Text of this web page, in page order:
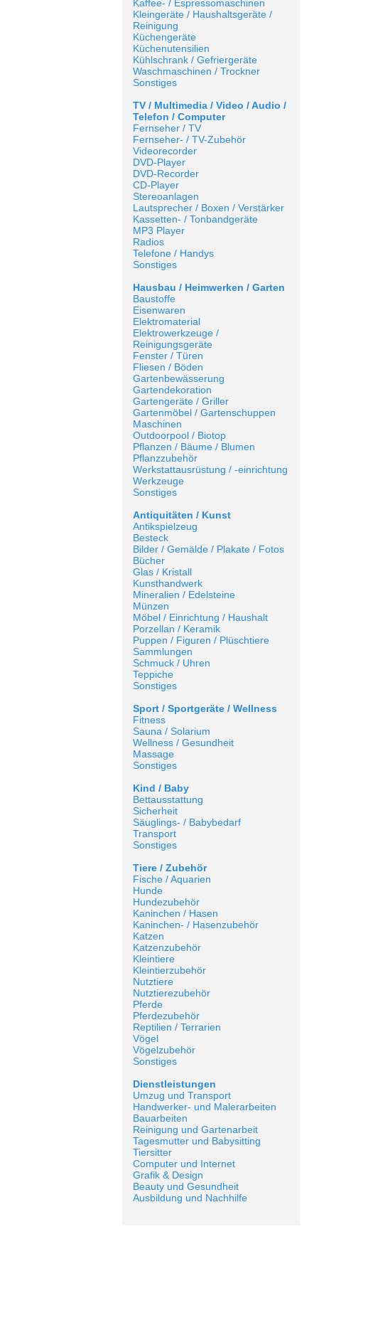
Kaffee- / Espressomaschinen
Kleingeräte / Haushaltsgeräte /
Reinigung
Küchengeräte
Küchenutensilien
Kühlschrank / Gefriergeräte
Waschmaschinen / Trockner
Sonstiges
TV / Multimedia / Video / Audio /
Telefon / Computer
Fernseher / TV
Fernseher- / TV-Zubehör
Videorecorder
DVD-Player
DVD-Recorder
CD-Player
Stereoanlagen
Lautsprecher / Boxen / Verstärker
Kassetten- / Tonbandgeräte
MP3 Player
Radios
Telefone / Handys
Sonstiges
Hausbau / Heimwerken / Garten
Baustoffe
Eisenwaren
Elektromaterial
Elektrowerkzeuge /
Reinigungsgeräte
Fenster / Türen
Fliesen / Böden
Gartenbewässerung
Gartendekoration
Gartengeräte / Griller
Gartenmöbel / Gartenschuppen
Maschinen
Outdoorpool / Biotop
Pflanzen / Bäume / Blumen
Pflanzzubehör
Werkstattausrüstung / -einrichtung
Werkzeuge
Sonstiges
Antiquitäten / Kunst
Antikspielzeug
Besteck
Bilder / Gemälde / Plakate / Fotos
Bücher
Glas / Kristall
Kunsthandwerk
Mineralien / Edelsteine
Münzen
Möbel / Einrichtung / Haushalt
Porzellan / Keramik
Puppen / Figuren / Plüschtiere
Sammlungen
Schmuck / Uhren
Teppiche
Sonstiges
Sport / Sportgeräte / Wellness
Fitness
Sauna / Solarium
Wellness / Gesundheit
Massage
Sonstiges
Kind / Baby
Bettausstattung
Sicherheit
Säuglings- / Babybedarf
Transport
Sonstiges
Tiere / Zubehör
Fische / Aquarien
Hunde
Hundezubehör
Kaninchen / Hasen
Kaninchen- / Hasenzubehör
Katzen
Katzenzubehör
Kleintiere
Kleintierzubehör
Nutztiere
Nutztierezubehör
Pferde
Pferdezubehör
Reptilien / Terrarien
Vögel
Vögelzubehör
Sonstiges
Dienstleistungen
Umzug und Transport
Handwerker- und Malerarbeiten
Bauarbeiten
Reinigung und Gartenarbeit
Tagesmutter und Babysitting
Tiersitter
Computer und Internet
Grafik & Design
Beauty und Gesundheit
Ausbildung und Nachhilfe